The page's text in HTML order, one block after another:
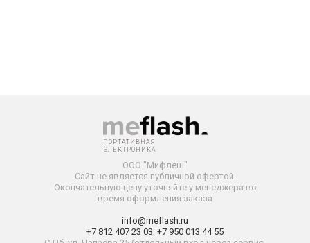
ООО "Мифлеш"
Сайт не является публичной офертой.
Окончательную цену уточняйте у менеджера во
время оформления заказа
info@meflash.ru
+7 812 407 23 03; +7 950 013 44 55
ПОРТАТИВНАЯ
ЭЛЕКТРОНИКА